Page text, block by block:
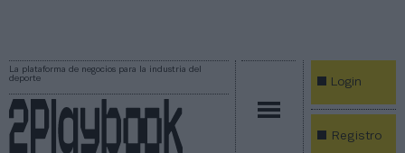
La plataforma de negocios para la industria del
deporte
Login
Registro